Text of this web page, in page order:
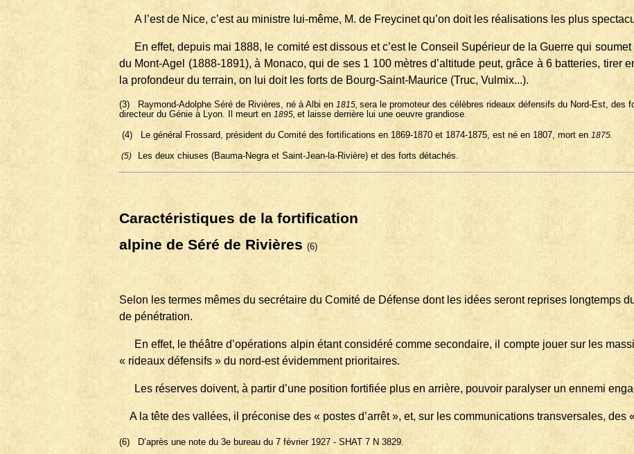
A l’est de Nice, c’est au ministre lui-même, M. de Freycinet qu’on doit les réalisations les plus
En effet, depuis mai 1888, le comité est dissous et c’est le Conseil Supérieur de la Guerre qui
du Mont-Agel (1888-1891), à Monaco, qui de ses 1 100 mètres d’altitude peut, grâce à 6 batteries,
la profondeur du terrain, on lui doit les forts de Bourg-Saint-Maurice (Truc, Vulmix...).
(3) Raymond-Adolphe Séré de Rivières, né à Albi en 1815, sera le promoteur des célèbres rideaux défensifs du Nord-Est,
directeur du Génie à Lyon. Il meurt en 1895, et laisse derrière lui une oeuvre grandiose.
(4)
Le général Frossard, président du Comité des fortifications en 1869-1870 et 1874-1875, est né en 1807, mort en 1875.
(5) Les deux chiuses (Bauma-Negra et Saint-Jean-la-Rivière) et des forts détachés.
Caractéristiques de la fortification
alpine de Séré de Rivières (6)
Selon les termes mêmes du secrétaire du Comité de Défense dont les idées seront reprises longtemps
de pénétration.
En effet, le théâtre d’opérations alpin étant considéré comme secondaire, il compte jouer sur les
« rideaux défensifs » du nord-est évidemment prioritaires.
Les réserves doivent, à partir d’une position fortifiée plus en arrière, pouvoir paralyser un ennemi
A la tête des vallées, il préconise des « postes d’arrêt », et, sur les communications transversales, des
(6) D’après une note du 3e bureau du 7 février 1927 - SHAT 7 N 3829.